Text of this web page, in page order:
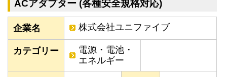
ACアダプター (各種安全規格対応)
企業名 株式会社ユニファイブ
カテゴリー
電源・電池・
エネルギー